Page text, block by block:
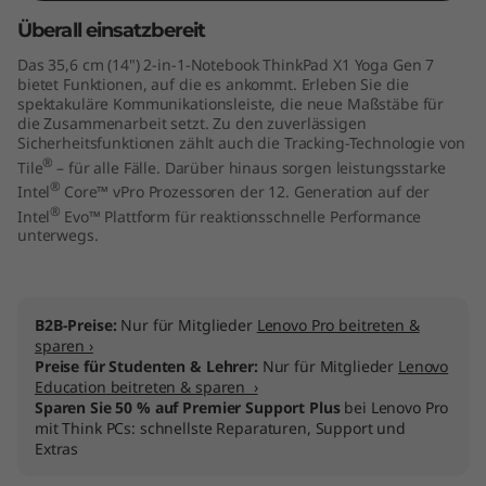
n
e
Überall einsatzbereit
Das 35,6 cm (14") 2-in-1-Notebook ThinkPad X1 Yoga Gen 7
bietet Funktionen, auf die es ankommt. Erleben Sie die
spektakuläre Kommunikationsleiste, die neue Maßstäbe für
die Zusammenarbeit setzt. Zu den zuverlässigen
Sicherheitsfunktionen zählt auch die Tracking-Technologie von
Tile® – für alle Fälle. Darüber hinaus sorgen leistungsstarke
Intel® Core™ vPro Prozessoren der 12. Generation auf der
Intel® Evo™ Plattform für reaktionsschnelle Performance
unterwegs.
B2B-Preise: Nur für Mitglieder Lenovo Pro beitreten &
sparen ›
Preise für Studenten & Lehrer: Nur für Mitglieder Lenovo
Education beitreten & sparen ›
Sparen Sie 50 % auf Premier Support Plusbei Lenovo Pro
mit Think PCs: schnellste Reparaturen, Support und
Extras